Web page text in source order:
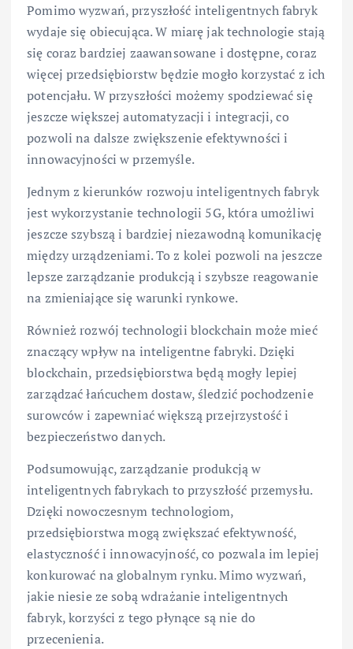
Pomimo wyzwań, przyszłość inteligentnych fabryk
wydaje się obiecująca. W miarę jak technologie stają
się coraz bardziej zaawansowane i dostępne, coraz
więcej przedsiębiorstw będzie mogło korzystać z ich
potencjału. W przyszłości możemy spodziewać się
jeszcze większej automatyzacji i integracji, co
pozwoli na dalsze zwiększenie efektywności i
innowacyjności w przemyśle.
Jednym z kierunków rozwoju inteligentnych fabryk
jest wykorzystanie technologii 5G, która umożliwi
jeszcze szybszą i bardziej niezawodną komunikację
między urządzeniami. To z kolei pozwoli na jeszcze
lepsze zarządzanie produkcją i szybsze reagowanie
na zmieniające się warunki rynkowe.
Również rozwój technologii blockchain może mieć
znaczący wpływ na inteligentne fabryki. Dzięki
blockchain, przedsiębiorstwa będą mogły lepiej
zarządzać łańcuchem dostaw, śledzić pochodzenie
surowców i zapewniać większą przejrzystość i
bezpieczeństwo danych.
Podsumowując, zarządzanie produkcją w
inteligentnych fabrykach to przyszłość przemysłu.
Dzięki nowoczesnym technologiom,
przedsiębiorstwa mogą zwiększać efektywność,
elastyczność i innowacyjność, co pozwala im lepiej
konkurować na globalnym rynku. Mimo wyzwań,
jakie niesie ze sobą wdrażanie inteligentnych
fabryk, korzyści z tego płynące są nie do
przecenienia.